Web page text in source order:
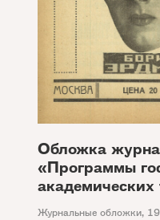
Обложка
«Программы
Журнальные обложки,